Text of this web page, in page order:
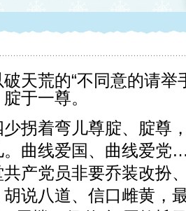
天荒的“不同意的请举
于一尊。
拐着弯儿尊腚、腚尊
。曲线爱国、曲线爱
产党员非要乔装改扮
说八道、信口雌黄，